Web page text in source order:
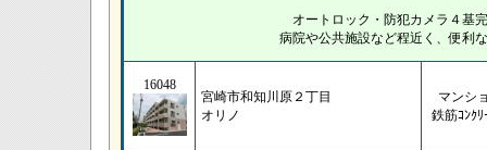
オートロック・防犯カメラ４基
病院や公共施設など程近く、便利
16048
宮崎市和知川原２丁目
オリノ
マンシ
鉄筋ｺﾝｸﾘ